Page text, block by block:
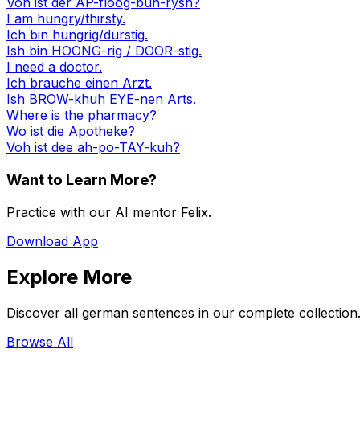
I am hungry/thirsty.
Ich bin hungrig/durstig.
Ish bin HOONG-rig / DOOR-stig.
I need a doctor.
Ich brauche einen Arzt.
Ish BROW-khuh EYE-nen Arts.
Where is the pharmacy?
Wo ist die Apotheke?
Voh ist dee ah-po-TAY-kuh?
Want to Learn More?
Practice with our AI mentor Felix.
Download App
Explore More
Discover all german sentences in our complete collection.
Browse All